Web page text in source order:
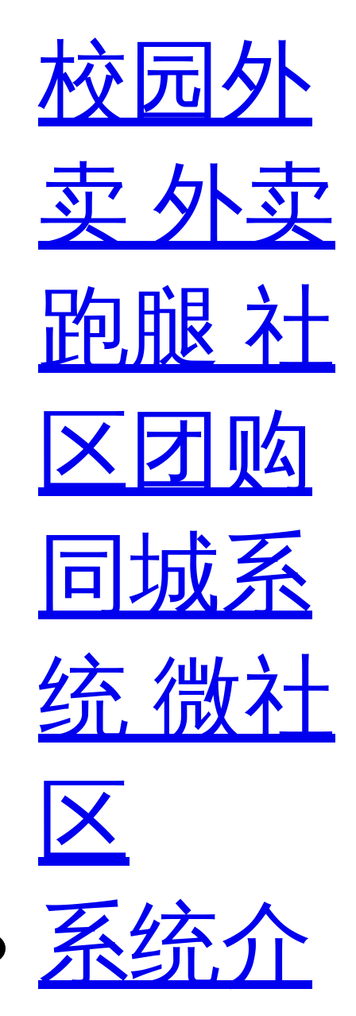
校园外
卖 外卖
跑腿 社
区团购
同城系
统 微社
区
系统介